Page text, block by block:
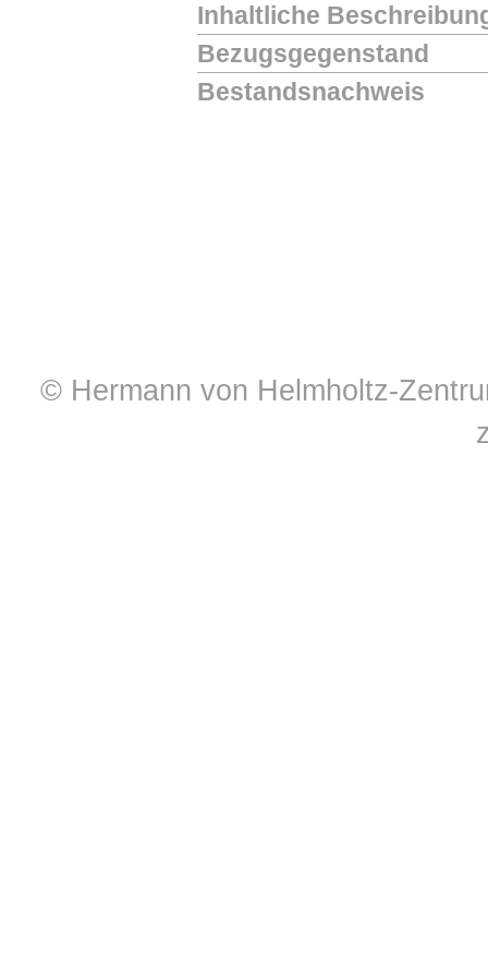
Inhaltliche
Bezugsgegenstand
Bestandsnachweis
© Hermann von Helmholtz-